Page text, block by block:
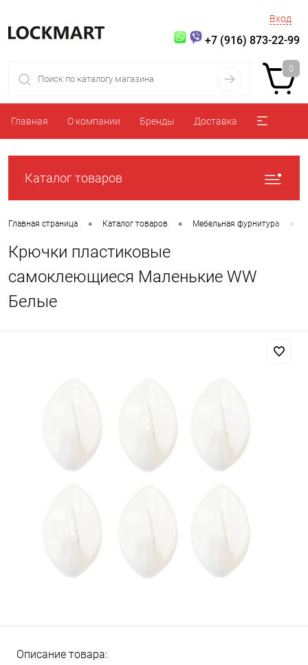
Вход
+7 (916) 873-22-99
0
Главная О компании Бренды Доставка
Каталог товаров
Главная страница • Каталог товаров • Мебельная фурнитура •
Крючки пластиковые
самоклеющиеся Маленькие WW
Белые
Описание товара: